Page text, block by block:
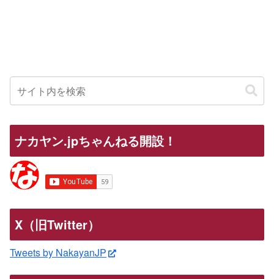
ナカヤン.jpちゃんねる開設！
X（旧Twitter）
Tweets by NakayanJP